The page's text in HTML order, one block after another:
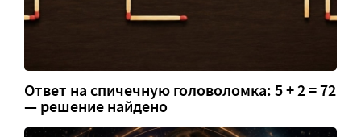
Ответ на спичечную головоломка: 5 + 2 = 72
— решение найдено